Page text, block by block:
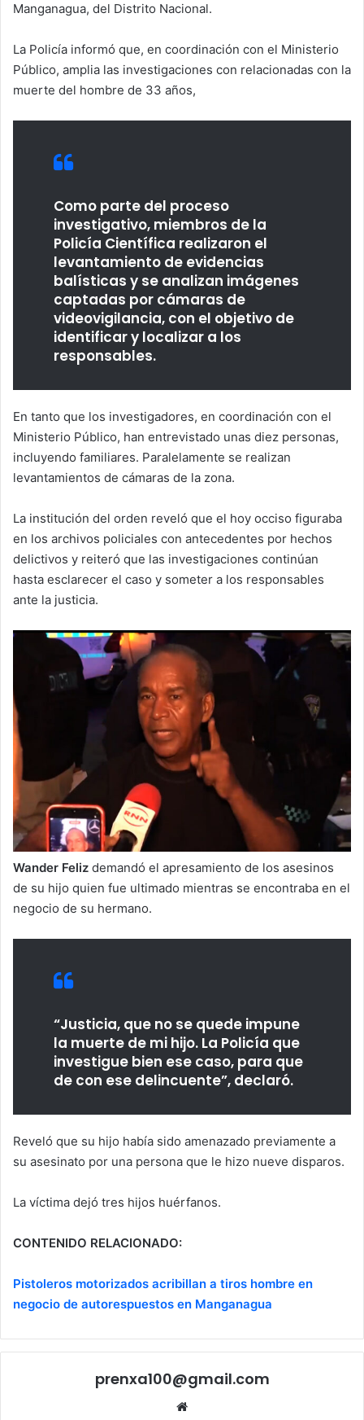
Manganagua, del Distrito Nacional.
La Policía informó que, en coordinación con el Ministerio
Público, amplia las investigaciones con relacionadas con la
muerte del hombre de 33 años,
Como parte del proceso
investigativo, miembros de la
Policía Científica realizaron el
levantamiento de evidencias
balísticas y se analizan imágenes
captadas por cámaras de
videovigilancia, con el objetivo de
identificar y localizar a los
responsables.
En tanto que los investigadores, en coordinación con el
Ministerio Público, han entrevistado unas diez personas,
incluyendo familiares. Paralelamente se realizan
levantamientos de cámaras de la zona.
La institución del orden reveló que el hoy occiso figuraba
en los archivos policiales con antecedentes por hechos
delictivos y reiteró que las investigaciones continúan
hasta esclarecer el caso y someter a los responsables
ante la justicia.
Wander Feliz demandó el apresamiento de los asesinos
de su hijo quien fue ultimado mientras se encontraba en el
negocio de su hermano.
“Justicia, que no se quede impune
la muerte de mi hijo. La Policía que
investigue bien ese caso, para que
de con ese delincuente”, declaró.
Reveló que su hijo había sido amenazado previamente a
su asesinato por una persona que le hizo nueve disparos.
La víctima dejó tres hijos huérfanos.
CONTENIDO RELACIONADO:
Pistoleros motorizados acribillan a tiros hombre en
negocio de autorespuestos en Manganagua
prenxa100@gmail.com